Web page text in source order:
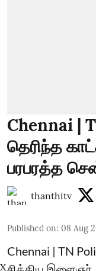
Chennai |
தெரிந்த
பரபரத்த
thanthitv
Published on: 08 Aug
Chennai | TN
X